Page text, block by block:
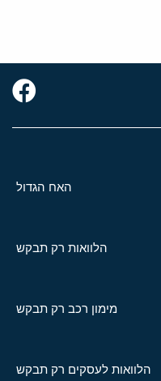
האח הגדול
הלוואות רק תבקש
מימון רכב רק תבקש
הלוואות לעסקים רק תבקש